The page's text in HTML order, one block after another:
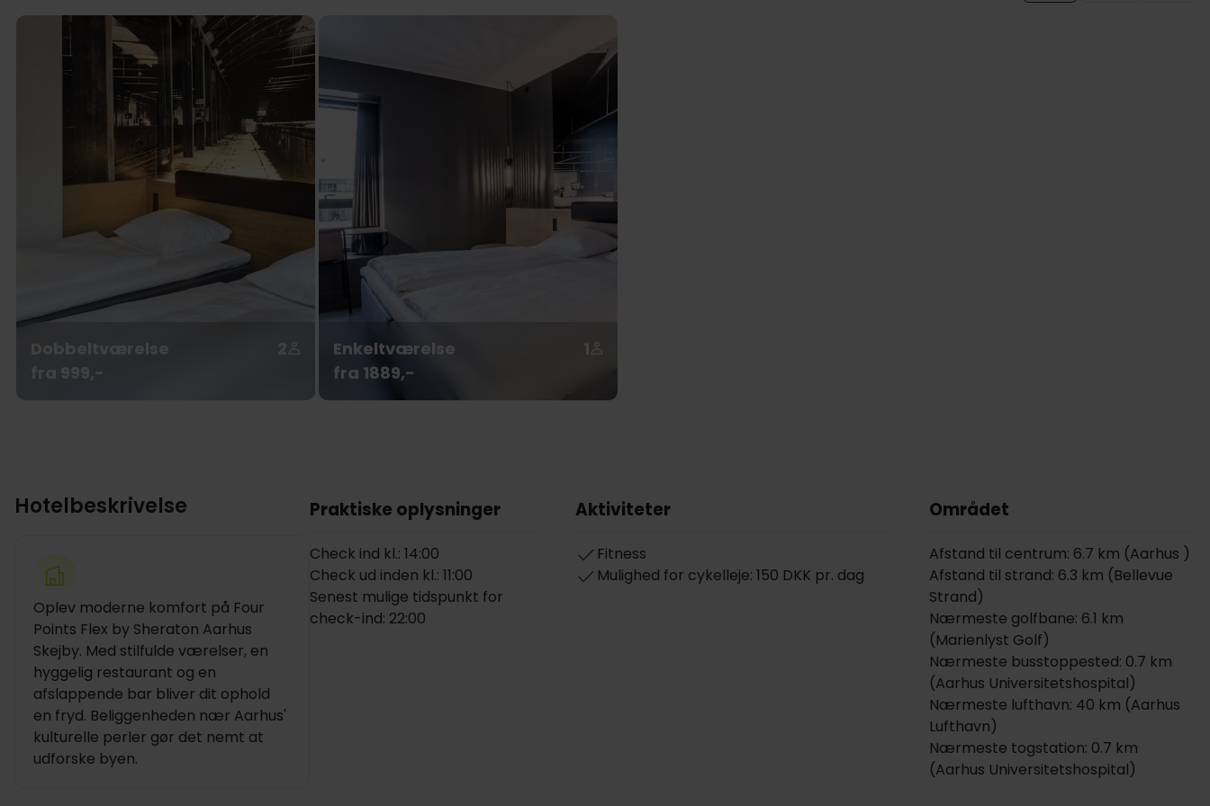
Dobbeltværelse
2
fra 999,-
Enkeltværelse
1
fra 1889,-
Hotelbeskrivelse
Oplev moderne komfort på Four
Points Flex by Sheraton Aarhus
Skejby. Med stilfulde værelser, en
hyggelig restaurant og en
afslappende bar bliver dit ophold
en fryd. Beliggenheden nær Aarhus'
kulturelle perler gør det nemt at
udforske byen.
Praktiske oplysninger
Check ind kl.: 14:00
Check ud inden kl.: 11:00
Senest mulige tidspunkt for
check-ind: 22:00
Aktiviteter
Fitness
Mulighed for cykelleje: 150 DKK pr. dag
Området
Afstand til centrum: 6.7 km (Aarhus )
Afstand til strand: 6.3 km (Bellevue
Strand)
Nærmeste golfbane: 6.1 km
(Marienlyst Golf)
Nærmeste busstoppested: 0.7 km
(Aarhus Universitetshospital)
Nærmeste lufthavn: 40 km (Aarhus
Lufthavn)
Nærmeste togstation: 0.7 km
(Aarhus Universitetshospital)